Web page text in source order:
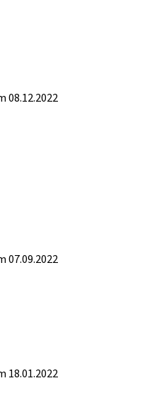
08.12.2022
07.09.2022
18.01.2022